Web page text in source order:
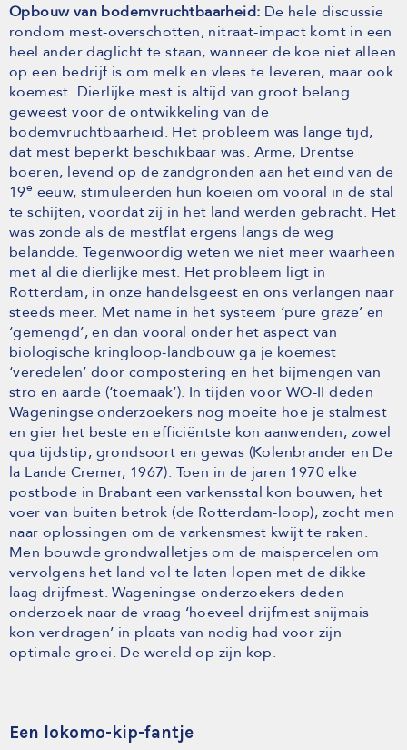
Opbouw van bodemvruchtbaarheid: De hele discussie
rondom mest-overschotten, nitraat-impact komt in een
heel ander daglicht te staan, wanneer de koe niet alleen
op een bedrijf is om melk en vlees te leveren, maar ook
koemest. Dierlijke mest is altijd van groot belang
geweest voor de ontwikkeling van de
bodemvruchtbaarheid. Het probleem was lange tijd,
dat mest beperkt beschikbaar was. Arme, Drentse
boeren, levend op de zandgronden aan het eind van de
19e eeuw, stimuleerden hun koeien om vooral in de stal
te schijten, voordat zij in het land werden gebracht. Het
was zonde als de mestflat ergens langs de weg
belandde. Tegenwoordig weten we niet meer waarheen
met al die dierlijke mest. Het probleem ligt in
Rotterdam, in onze handelsgeest en ons verlangen naar
steeds meer. Met name in het systeem ‘pure graze’ en
‘gemengd’, en dan vooral onder het aspect van
biologische kringloop-landbouw ga je koemest
‘veredelen’ door compostering en het bijmengen van
stro en aarde (‘toemaak’). In tijden voor WO-II deden
Wageningse onderzoekers nog moeite hoe je stalmest
en gier het beste en efficiëntste kon aanwenden, zowel
qua tijdstip, grondsoort en gewas (Kolenbrander en De
la Lande Cremer, 1967). Toen in de jaren 1970 elke
postbode in Brabant een varkensstal kon bouwen, het
voer van buiten betrok (de Rotterdam-loop), zocht men
naar oplossingen om de varkensmest kwijt te raken.
Men bouwde grondwalletjes om de maispercelen om
vervolgens het land vol te laten lopen met de dikke
laag drijfmest. Wageningse onderzoekers deden
onderzoek naar de vraag ‘hoeveel drijfmest snijmais
kon verdragen’ in plaats van nodig had voor zijn
optimale groei. De wereld op zijn kop.
Een lokomo-kip-fantje